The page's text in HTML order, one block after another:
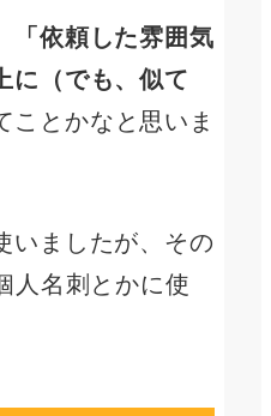
「依頼した雰囲気
に（でも、似て
ことかなと思いま
いましたが、その
人名刺とかに使